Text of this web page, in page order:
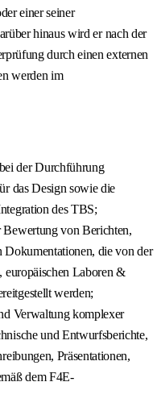
einer seiner
hinaus wird er nach der
durch einen externen
werden im
der Durchführung
das Design sowie die
des TBS;
Bewertung von Berichten,
Dokumentationen, die von der
Laboren &
werden;
Verwaltung komplexer
und Entwurfsberichte,
Präsentationen,
dem F4E-